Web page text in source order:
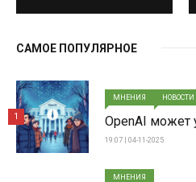
САМОЕ ПОПУЛЯРНОЕ
МНЕНИЯ НОВОСТИ
OpenAI может
19:07 | 04-11-2025
1
МНЕНИЯ